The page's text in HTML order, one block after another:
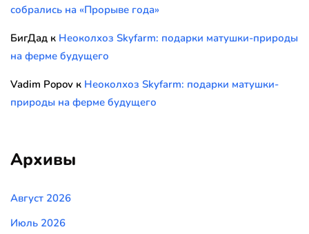
собрались на «Прорыве года»
БигДад к Неоколхоз Skyfarm: подарки матушки-природы
на ферме будущего
Vadim Popov к Неоколхоз Skyfarm: подарки матушки-
природы на ферме будущего
Архивы
Август 2026
Июль 2026